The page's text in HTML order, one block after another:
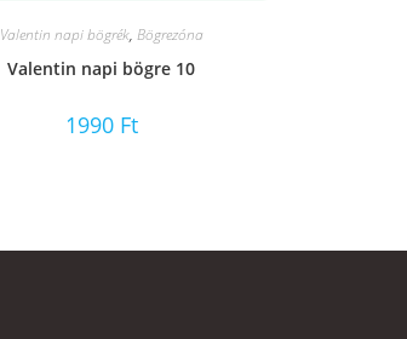
Valentin napi bögrék, Bögrezóna
Valentin napi bögre 10
1990 Ft